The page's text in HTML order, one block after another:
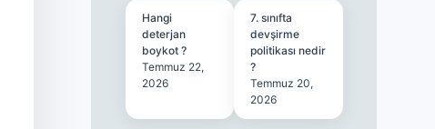
Hangi
deterjan
boykot ?
Temmuz 22,
2026
7. sınıfta
devşirme
politikası nedir
?
Temmuz 20,
2026